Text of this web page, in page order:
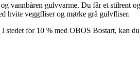
vannbåren gulvvarme. Du får et stilrent
hvite veggfliser og mørke grå gulvfliser.
for 10 % med OBOS Bostart, kan